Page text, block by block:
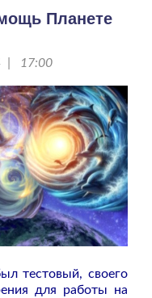
Планете
| 17:00
тестовый, своего
для работы на